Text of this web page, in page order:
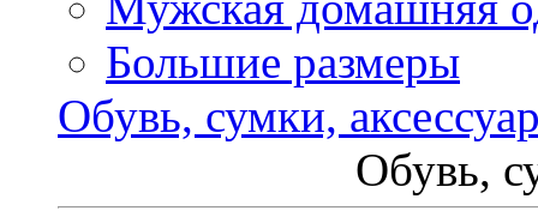
Большие размеры
Обувь, сумки,
Обувь,